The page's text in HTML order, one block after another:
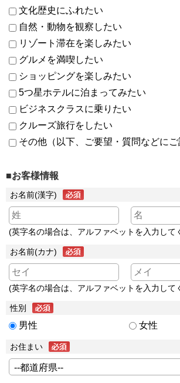
文化歴史にふれたい
自然・動物を観察したい
リゾート滞在を楽しみたい
グルメを満喫したい
ショッピングを楽しみたい
5つ星ホテルに泊まってみたい
ビジネスクラスに乗りたい
クルーズ旅行をしたい
その他（以下、ご要望・質問などにご
■お客様情報
お名前(漢字)
(英字名の場合は、アルファベットを入力して
お名前(カナ)
(英字名の場合は、アルファベットを入力して
性別
男性 女性
お住まい